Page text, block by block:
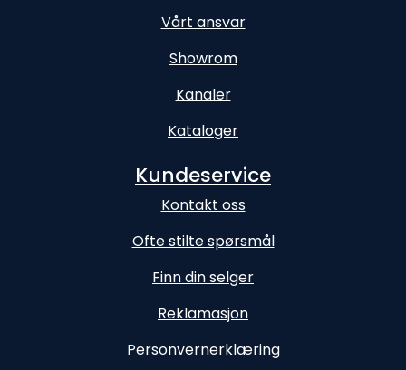
Vårt ansvar
Showrom
Kanaler
Kataloger
Kundeservice
Kontakt oss
Ofte stilte spørsmål
Finn din selger
Reklamasjon
Personvernerklæring